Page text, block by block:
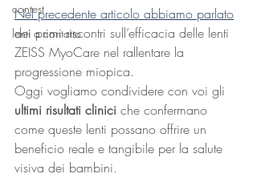
contest
lenti a contatto
Nel precedente articolo abbiamo parlato
dei primi riscontri sull’efficacia delle lenti
ZEISS MyoCare nel rallentare la
progressione miopica.
Oggi vogliamo condividere con voi gli
ultimi risultati clinici che confermano
come queste lenti possano offrire un
beneficio reale e tangibile per la salute
visiva dei bambini.